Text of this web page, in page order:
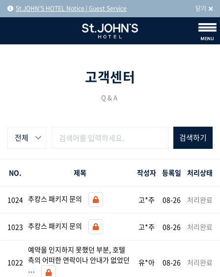
St.JOHN'S HOTEL Notice | Guest Service 닫기
고객센터
Q&A
전체
NO. 제목 작성자 등록일 처리상태
1024 추캉스 패키지 문의 고*주 08-26 처리완료
1023 추캉스 패키지 문의 고*주 08-26 처리완료
1022
예약을 인지하지 못했던 부분, 호텔
측의 어떠한 연락이나 안내가 없었던
…
유*아 08-26 처리완료